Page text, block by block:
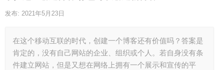
发布: 2021年5月23日
在这个移动互联的时代，创建一个博客还有价值吗？答案是
肯定的，没有自己网站的企业、组织或个人。若自身没有条
件建立网站，但是又想在网络上拥有一个展示和宣传的平